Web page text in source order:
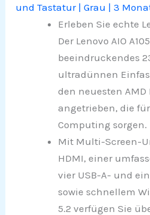
und Tastatur | Grau | 3
Erleben Sie echte
Der Lenovo AIO
beeindruckendes
ultradünnen
den neuesten AMD
angetrieben, die
Computing sorgen.
Mit Multi-Screen-
HDMI, einer
vier USB-A- und
sowie schnellem
5.2 verfügen Sie